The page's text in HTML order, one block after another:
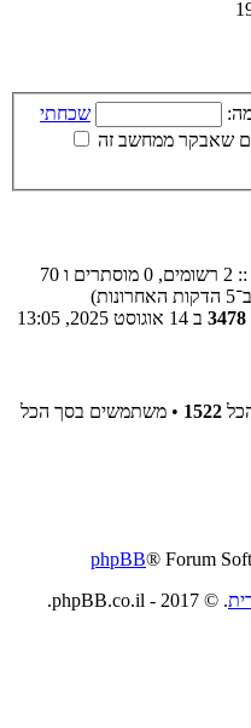
שכחתי
שאבקר ממחשב זה
משתמשים מחוברים :: 2 רשומים, 0 מוסתרים ו 70
3478 ב 14 אוגוסט 2025, 13:05
1522 • משתמשים בסך הכל
phpBB® Forum
. © 2017 - phpBB.co.il.